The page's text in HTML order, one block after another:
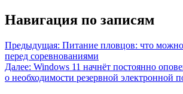
Навигация по записям
Предыдущая: Питание пловцов: что можно
перед соревнованиями
Далее: Windows 11 начнёт постоянно
о необходимости резервной электронной